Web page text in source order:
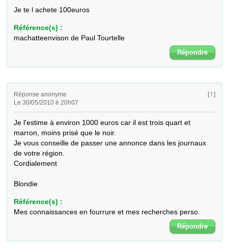
Je te l achete 100euros
Référence(s) :
machatteenvison de Paul Tourtelle
Répondre
Réponse anonyme
Le 30/05/2010 é 20h07
[ ! ]
Je l'estime à environ 1000 euros car il est trois quart et
marron, moins prisé que le noir.
Je vous conseille de passer une annonce dans les journaux
de votre région.
Cordialement
Blondie
Référence(s) :
Mes connaissances en fourrure et mes recherches perso.
Répondre